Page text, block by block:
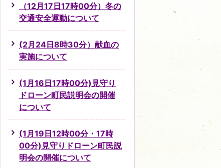
（12月17日17時00分）冬の
交通安全運動について
(2月24日8時30分）献血の
実施について
(1月16日17時00分)見守り
ドローン町民説明会の開催
について
(1月19日12時00分・17時
00分)見守りドローン町民説
明会の開催について